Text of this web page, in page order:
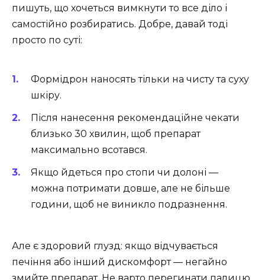
пишуть, що хочеться вимкнути то все діло і
самостійно розбиратись. Добре, давай тоді
просто по суті:
Формідрон наносять тільки на чисту та суху
шкіру.
Після нанесення рекомендаційне чекати
близько 30 хвилин, щоб препарат
максимально всотався.
Якщо йдеться про стопи чи долоні —
можна потримати довше, але не більше
години, щоб не виникло подразнення.
Але є здоровий глузд: якщо відчувається
печіння або інший дискомфорт — негайно